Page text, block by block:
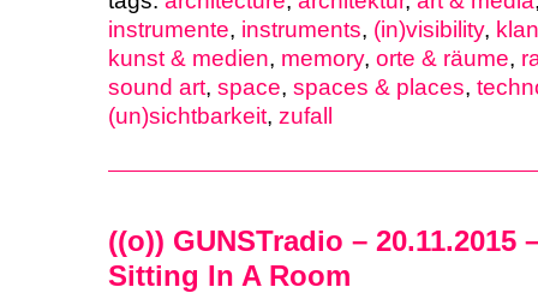
instrumente, instruments, (in)visibility,
kunst & medien, memory, orte & räume,
sound art, space, spaces & places,
(un)sichtbarkeit, zufall
((o)) GUNSTradio – 20.11.2015
Sitting In A Room